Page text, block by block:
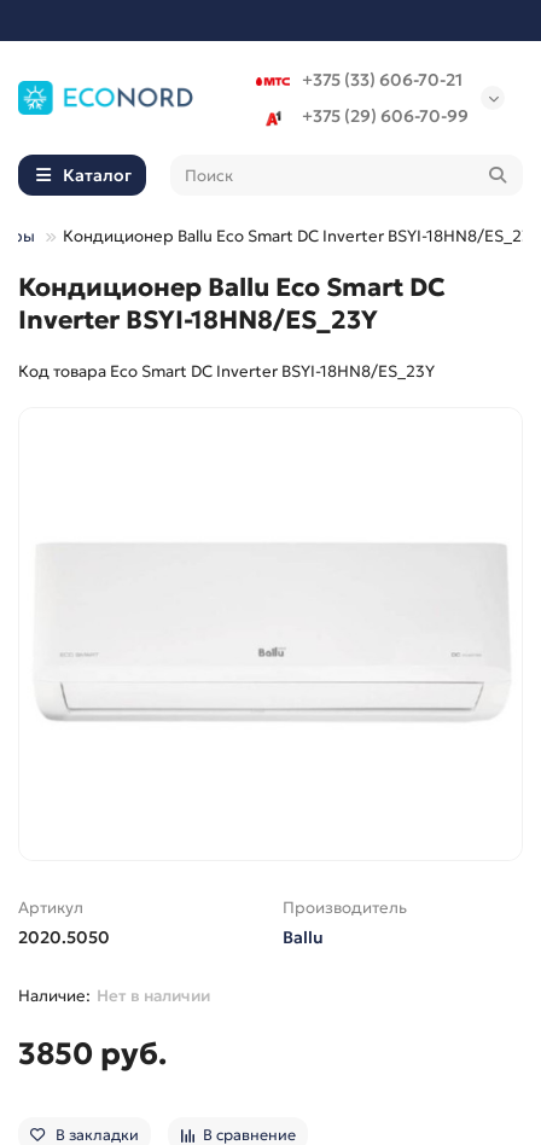
+375 (33) 606-70-21
+375 (29) 606-70-99
Каталог
Кондиционер Ballu Eco Smart DC Inverter BSYI-18HN8/ES_23Y
Кондиционер Ballu Eco Smart DC
Inverter BSYI-18HN8/ES_23Y
Код товара Eco Smart DC Inverter BSYI-18HN8/ES_23Y
Артикул
2020.5050
Производитель
Ballu
Нет в наличии
3850 руб.
В закладки В сравнение